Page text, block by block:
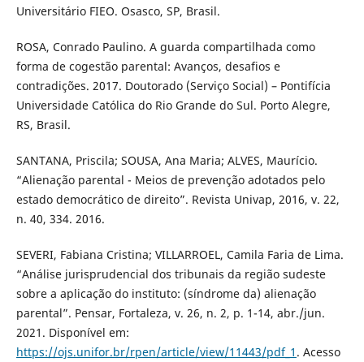
Universitário FIEO. Osasco, SP, Brasil.
ROSA, Conrado Paulino. A guarda compartilhada como
forma de cogestão parental: Avanços, desafios e
contradições. 2017. Doutorado (Serviço Social) – Pontifícia
Universidade Católica do Rio Grande do Sul. Porto Alegre,
RS, Brasil.
SANTANA, Priscila; SOUSA, Ana Maria; ALVES, Maurício.
“Alienação parental - Meios de prevenção adotados pelo
estado democrático de direito”. Revista Univap, 2016, v. 22,
n. 40, 334. 2016.
SEVERI, Fabiana Cristina; VILLARROEL, Camila Faria de Lima.
“Análise jurisprudencial dos tribunais da região sudeste
sobre a aplicação do instituto: (síndrome da) alienação
parental”. Pensar, Fortaleza, v. 26, n. 2, p. 1-14, abr./jun.
2021. Disponível em:
https://ojs.unifor.br/rpen/article/view/11443/pdf_1 . Acesso